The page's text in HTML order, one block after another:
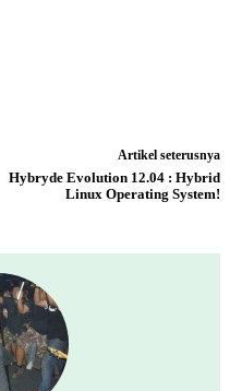
Artikel seterusnya
Hybryde Evolution 12.04 : Hybrid
Linux Operating System!